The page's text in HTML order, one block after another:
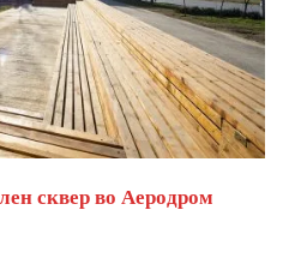
сквер во Аеродром